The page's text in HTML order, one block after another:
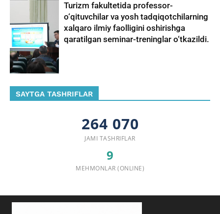
Turizm fakultetida professor-
o‘qituvchilar va yosh tadqiqotchilarning
xalqaro ilmiy faolligini oshirishga
qaratilgan seminar-treninglar o‘tkazildi.
SAYTGA TASHRIFLAR
264 070
JAMI TASHRIFLAR
9
MEHMONLAR (ONLINE)